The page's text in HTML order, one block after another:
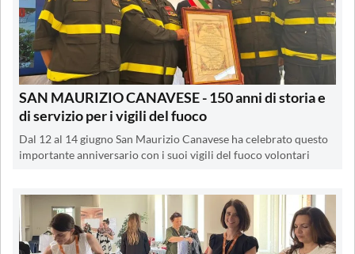
SAN MAURIZIO CANAVESE - 150 anni di storia e
di servizio per i vigili del fuoco
Dal 12 al 14 giugno San Maurizio Canavese ha celebrato questo
importante anniversario con i suoi vigili del fuoco volontari